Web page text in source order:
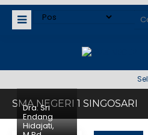
SMA NEGERI 1 SINGOSARI
Dra. Sri
Endang
Hidajati,